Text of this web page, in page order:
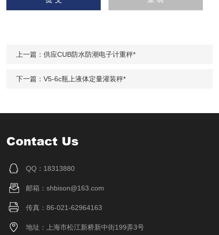
上一篇：供应CUB防水防潮电子计重秤*
下一篇：V5-6c瓶上液体定量灌装秤*
Contact Us
QQ：18313880
邮箱：shbison@163.com
传真：86-021-62964163
地址：上海市松江新桥新中街199弄3号